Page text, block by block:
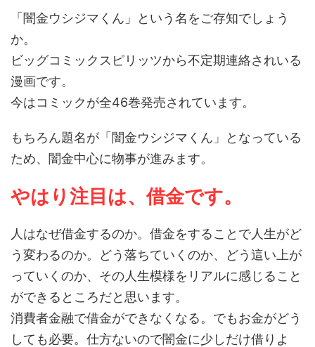
「闇金ウシジマくん」という名をご存知でしょう
か。
ビッグコミックスピリッツから不定期連絡されいる
漫画です。
今はコミックが全46巻発売されています。
もちろん題名が「闇金ウシジマくん」となっている
ため、闇金中心に物事が進みます。
やはり注目は、借金です。
人はなぜ借金するのか。借金をすることで人生がど
う変わるのか。どう落ちていくのか、どう這い上が
っていくのか、その人生模様をリアルに感じること
ができるところだと思います。
消費者金融で借金ができなくなる。でもお金がどう
しても必要。仕方ないので闇金に少しだけ借りよ